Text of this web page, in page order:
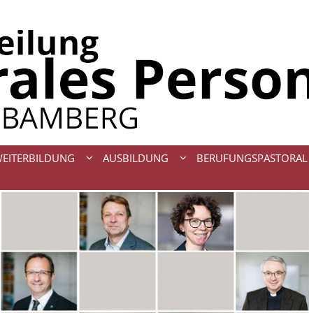
AUSBILDUNG BERUFUNGSPASTORAL